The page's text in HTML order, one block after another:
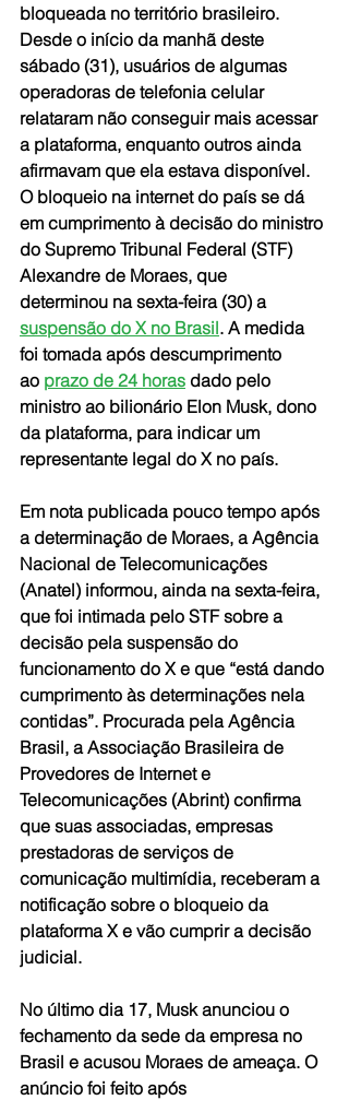
bloqueada no território brasileiro.
Desde o início da manhã deste
sábado (31), usuários de algumas
operadoras de telefonia celular
relataram não conseguir mais acessar
a plataforma, enquanto outros ainda
afirmavam que ela estava disponível.
O bloqueio na internet do país se dá
em cumprimento à decisão do ministro
do Supremo Tribunal Federal (STF)
Alexandre de Moraes, que
determinou na sexta-feira (30) a
suspensão do X no Brasil. A medida
foi tomada após descumprimento
ao prazo de 24 horas dado pelo
ministro ao bilionário Elon Musk, dono
da plataforma, para indicar um
representante legal do X no país.
Em nota publicada pouco tempo após
a determinação de Moraes, a Agência
Nacional de Telecomunicações
(Anatel) informou, ainda na sexta-feira,
que foi intimada pelo STF sobre a
decisão pela suspensão do
funcionamento do X e que “está dando
cumprimento às determinações nela
contidas”. Procurada pela Agência
Brasil, a Associação Brasileira de
Provedores de Internet e
Telecomunicações (Abrint) confirma
que suas associadas, empresas
prestadoras de serviços de
comunicação multimídia, receberam a
notificação sobre o bloqueio da
plataforma X e vão cumprir a decisão
judicial.
No último dia 17, Musk anunciou o
fechamento da sede da empresa no
Brasil e acusou Moraes de ameaça. O
anúncio foi feito após